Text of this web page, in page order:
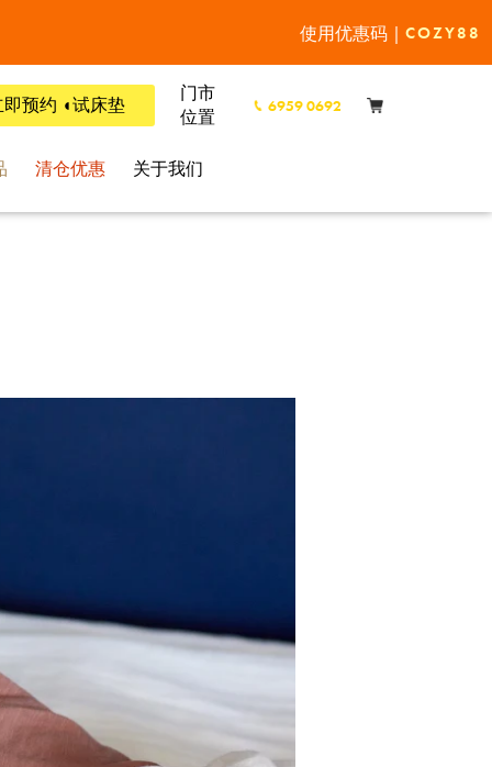
使用优惠码 | COZY88
即预约 ◖试床垫
门市
位置
6959 0692
清仓优惠 关于我们